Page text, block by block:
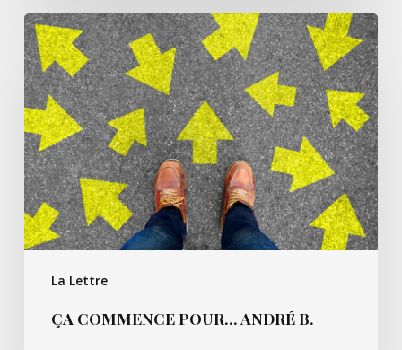
La Lettre
Ça
commence
pour…
André
B.
ÇA COMMENCE POUR… ANDRÉ B.